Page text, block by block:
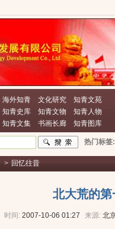
海外知青 文化研究
知青文苑
知青史库 知青文物
知青人物
知青文集 书画长廊 知青图库
热门标签:
> 回忆往昔
北大荒的
时间: 2007-10-06 01:27 来源: 北